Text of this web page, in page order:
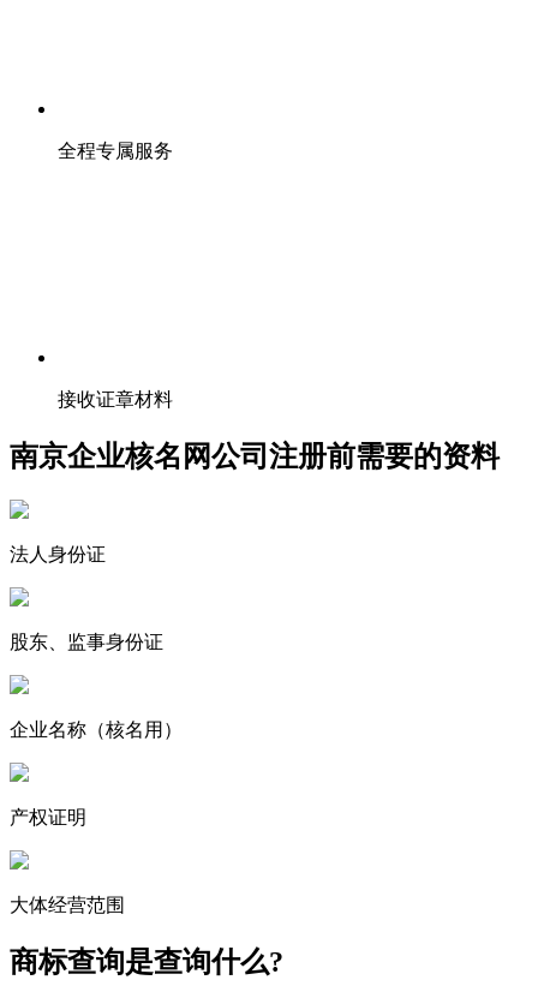
全程专属服务
接收证章材料
南京企业核名网公司注册前需要的资料
法人身份证
股东、监事身份证
企业名称 （核名用）
产权证明
大体经营范围
商标查询是查询什么?